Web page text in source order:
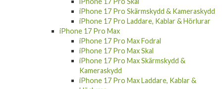
iPhone 17 Laddare, Kablar & Hörlurar
iPhone 17 Pro
iPhone 17 Pro Fodral
iPhone 17 Pro Skal
iPhone 17 Pro Skärmskydd & Kameraskydd
iPhone 17 Pro Laddare, Kablar & Hörlurar
iPhone 17 Pro Max
iPhone 17 Pro Max Fodral
iPhone 17 Pro Max Skal